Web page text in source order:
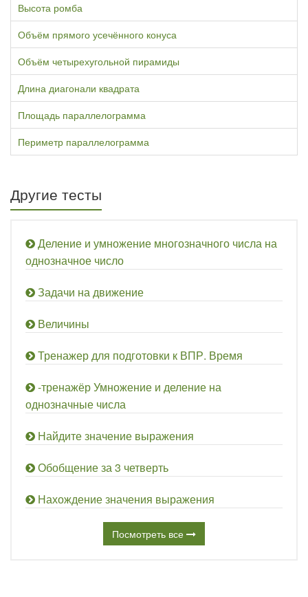
Высота ромба
Объём прямого усечённого конуса
Объём четырехугольной пирамиды
Длина диагонали квадрата
Площадь параллелограмма
Периметр параллелограмма
Другие тесты
Деление и умножение многозначного числа на
однозначное число
Задачи на движение
Величины
Тренажер для подготовки к ВПР. Время
-тренажёр Умножение и деление на
однозначные числа
Найдите значение выражения
Обобщение за 3 четверть
Нахождение значения выражения
Посмотреть все